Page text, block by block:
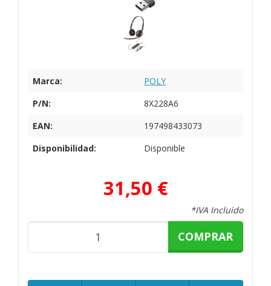
Marca:
POLY
P/N:
8X228A6
EAN:
197498433073
Disponibilidad:
Disponible
31,50 €
*IVA Incluido
COMPRAR